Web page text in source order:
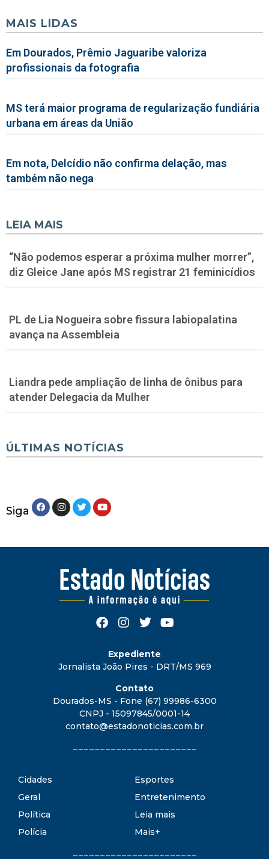
MAIS LIDAS
Em Dourados, Prêmio Jaguaribe valoriza
profissionais da fotografia
MS terá maior programa de regularização fundiária
urbana em áreas da União
Em nota, Delcídio não confirma delação, mas
também não nega
LEIA MAIS
“Não podemos esperar a próxima mulher morrer”,
diz Gleice Jane após MS registrar 21 feminicídios
PL de Lia Nogueira sobre fissura labiopalatina
avança na Assembleia
Liandra pede ampliação de linha de ônibus para
atender Delegacia da Mulher
ÚLTIMAS NOTÍCIAS
Siga
Expediente
Jornalista João Pires - DRT/MS 969
Contato
Dourados-MS - Fone (67) 99986-6300
CNPJ - 15097845/0001-14
contato@estadonoticias.com.br
Cidades
Geral
Política
Polícia
Esportes
Entretenimento
Leia mais
Mais+